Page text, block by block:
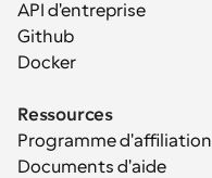
API d'entreprise
Github
Docker
Ressources
Programme d'affiliation
Documents d'aide